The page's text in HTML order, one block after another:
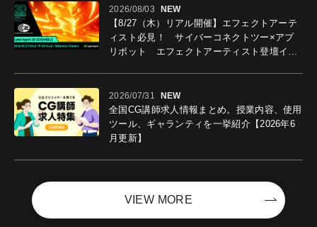
2026/08/03 NEW
【8/27（木）リアル開催】エフェクトアーテ
ィスト必見！ サイバーコネクトツー×アプ
リボット エフェクトアーティスト登壇イベ
2026/07/31 NEW
全国CG講師求人情報まとめ。授業内容、使用
ツール、ギャランティを一挙紹介【2026年6
月更新】
VIEW MORE